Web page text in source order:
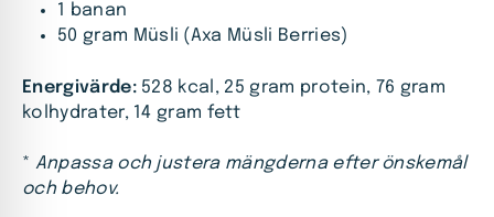
1 banan
50 gram Müsli (Axa Müsli Berries)
Energivärde: 528 kcal, 25 gram protein, 76 gram
kolhydrater, 14 gram fett
* Anpassa och justera mängderna efter önskemål
och behov.